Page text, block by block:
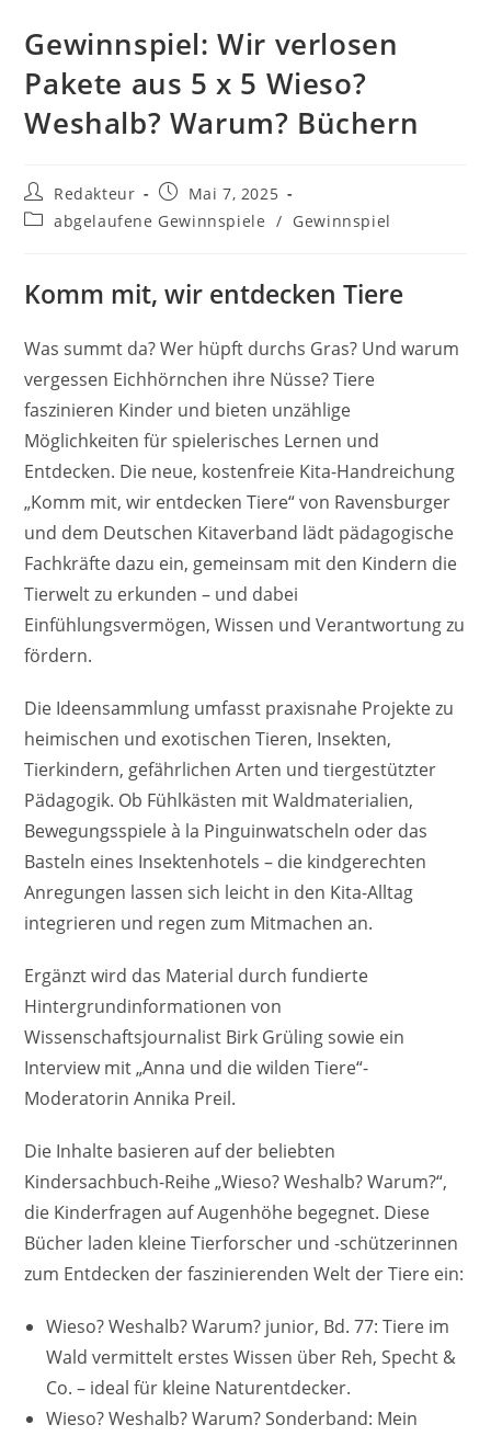
Gewinnspiel: Wir verlosen
Pakete aus 5 x 5 Wieso?
Weshalb? Warum? Büchern
Beitrags-
Autor:
Redakteur
Beitrag
veröffentlicht:
Mai 7, 2025
Beitrags-
abgelaufene Gewinnspiele / Gewinnspiel
Komm mit, wir entdecken Tiere
Was summt da? Wer hüpft durchs Gras? Und warum
vergessen Eichhörnchen ihre Nüsse? Tiere
faszinieren Kinder und bieten unzählige
Möglichkeiten für spielerisches Lernen und
Entdecken. Die neue, kostenfreie Kita-Handreichung
„Komm mit, wir entdecken Tiere“ von Ravensburger
und dem Deutschen Kitaverband lädt pädagogische
Fachkräfte dazu ein, gemeinsam mit den Kindern die
Tierwelt zu erkunden – und dabei
Einfühlungsvermögen, Wissen und Verantwortung zu
fördern.
Die Ideensammlung umfasst praxisnahe Projekte zu
heimischen und exotischen Tieren, Insekten,
Tierkindern, gefährlichen Arten und tiergestützter
Pädagogik. Ob Fühlkästen mit Waldmaterialien,
Bewegungsspiele à la Pinguinwatscheln oder das
Basteln eines Insektenhotels – die kindgerechten
Anregungen lassen sich leicht in den Kita-Alltag
integrieren und regen zum Mitmachen an.
Ergänzt wird das Material durch fundierte
Hintergrundinformationen von
Wissenschaftsjournalist Birk Grüling sowie ein
Interview mit „Anna und die wilden Tiere“-
Moderatorin Annika Preil.
Die Inhalte basieren auf der beliebten
Kindersachbuch-Reihe „Wieso? Weshalb? Warum?“,
die Kinderfragen auf Augenhöhe begegnet. Diese
Bücher laden kleine Tierforscher und -schützerinnen
zum Entdecken der faszinierenden Welt der Tiere ein:
Wieso? Weshalb? Warum? junior, Bd. 77: Tiere im
Wald vermittelt erstes Wissen über Reh, Specht &
Co. – ideal für kleine Naturentdecker.
Wieso? Weshalb? Warum? Sonderband: Mein